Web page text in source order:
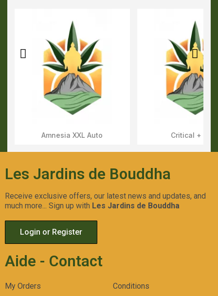
Aperçu Rapide
Amnesia XXL Auto Aperçu
Critical +
Les Jardins de Bouddha
Receive exclusive offers, our latest news and updates, and
much more... Sign up with Les Jardins de Bouddha
Login or Register
Aide - Contact
My Orders Conditions